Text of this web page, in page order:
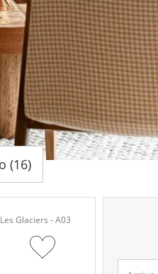
(16)
Glaciers - A03